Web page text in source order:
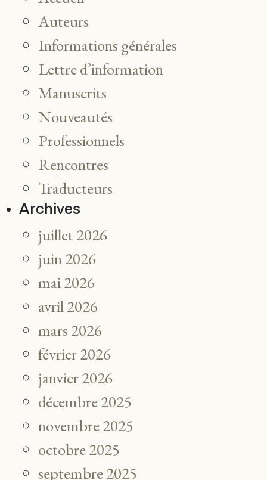
Auteurs
Informations générales
Lettre d’information
Manuscrits
Nouveautés
Professionnels
Rencontres
Traducteurs
Archives
juillet 2026
juin 2026
mai 2026
avril 2026
mars 2026
février 2026
janvier 2026
décembre 2025
novembre 2025
octobre 2025
septembre 2025